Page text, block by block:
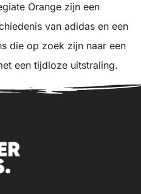
Orange zijn een
van adidas en een
die op zoek zijn naar een
een tijdloze uitstraling.